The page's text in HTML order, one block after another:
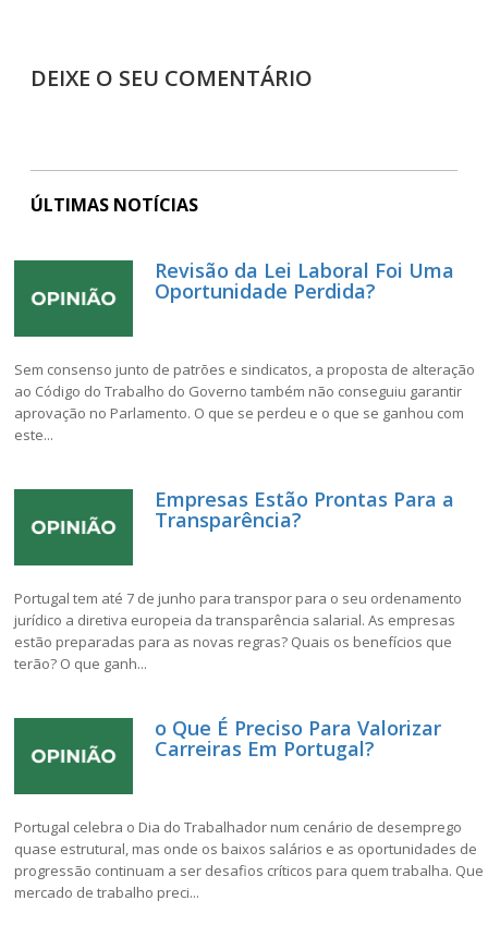
DEIXE O SEU COMENTÁRIO
ÚLTIMAS NOTÍCIAS
Revisão da Lei Laboral Foi Uma
Oportunidade Perdida?
Sem consenso junto de patrões e sindicatos, a proposta de alteração
ao Código do Trabalho do Governo também não conseguiu garantir
aprovação no Parlamento. O que se perdeu e o que se ganhou com
este...
Empresas Estão Prontas Para a
Transparência?
Portugal tem até 7 de junho para transpor para o seu ordenamento
jurídico a diretiva europeia da transparência salarial. As empresas
estão preparadas para as novas regras? Quais os benefícios que
terão? O que ganh...
o Que É Preciso Para Valorizar
Carreiras Em Portugal?
Portugal celebra o Dia do Trabalhador num cenário de desemprego
quase estrutural, mas onde os baixos salários e as oportunidades de
progressão continuam a ser desafios críticos para quem trabalha. Que
mercado de trabalho preci...